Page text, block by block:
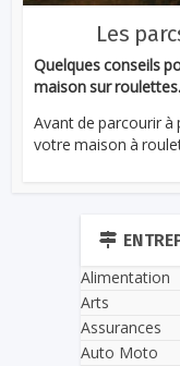
Les
Quelques conseils
maison sur roulettes.
Avant de parcourir à
votre maison à
Alimentation
Arts
Assurances
Auto Moto